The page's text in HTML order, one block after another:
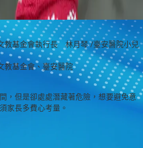
教基金會執行長 林月琴 /臺安醫院小兒
教基金會、臺安醫院
，但是卻處處潛藏著危險，想要避免意
家長多費心考量。